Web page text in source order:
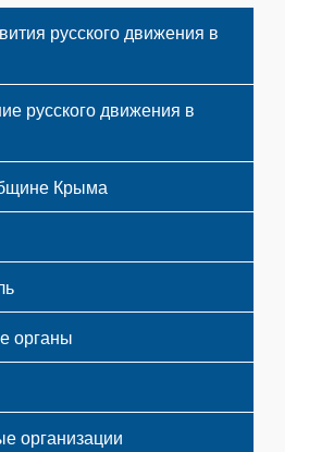
русского движения в
русского движения в
Крыма
органы
организации